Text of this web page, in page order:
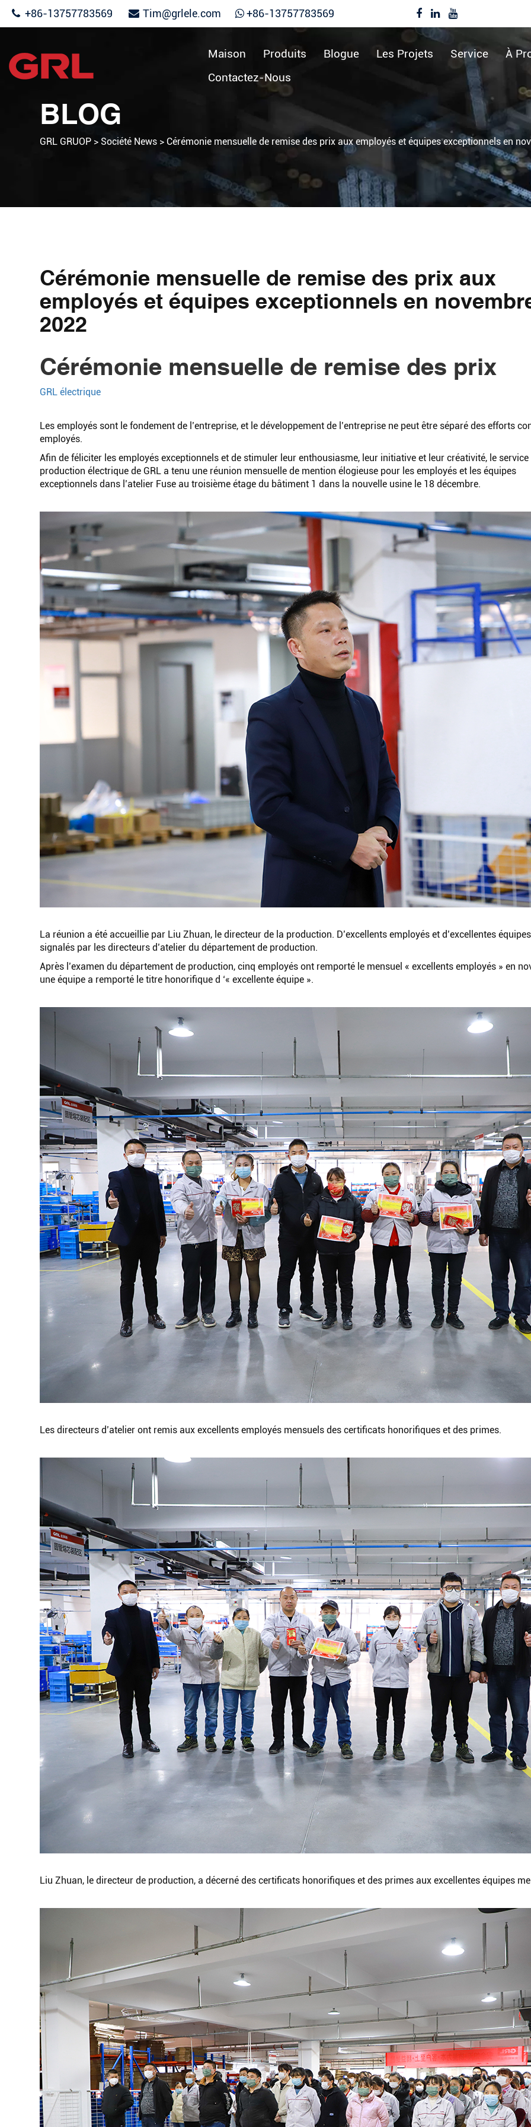
+86-13757783569 Tim@grlele.com +86-13757783569
Maison Produits Blogue Les Projets Service
À
Contactez-Nous
BLOG
GRL GRUOP > Société News > Cérémonie mensuelle de remise des prix aux employés et équipes exceptionnels en
Cérémonie mensuelle de remise des prix aux
employés et équipes exceptionnels en
2022
Cérémonie mensuelle de remise des prix
GRL électrique
Les employés sont le fondement de l’entreprise, et le développement de l’entreprise ne peut être séparé des efforts
employés.
Afin de féliciter les employés exceptionnels et de stimuler leur enthousiasme, leur initiative et leur créativité, le service
production électrique de GRL a tenu une réunion mensuelle de mention élogieuse pour les employés et les équipes
exceptionnels dans l’atelier Fuse au troisième étage du bâtiment 1 dans la nouvelle usine le 18 décembre.
La réunion a été accueillie par Liu Zhuan, le directeur de la production. D’excellents employés et d’excellentes
signalés par les directeurs d’atelier du département de production.
Après l’examen du département de production, cinq employés ont remporté le mensuel « excellents employés » en
une équipe a remporté le titre honorifique d ‘« excellente équipe ».
Les directeurs d’atelier ont remis aux excellents employés mensuels des certificats honorifiques et des primes.
Liu Zhuan, le directeur de production, a décerné des certificats honorifiques et des primes aux excellentes équipes
Rechercher